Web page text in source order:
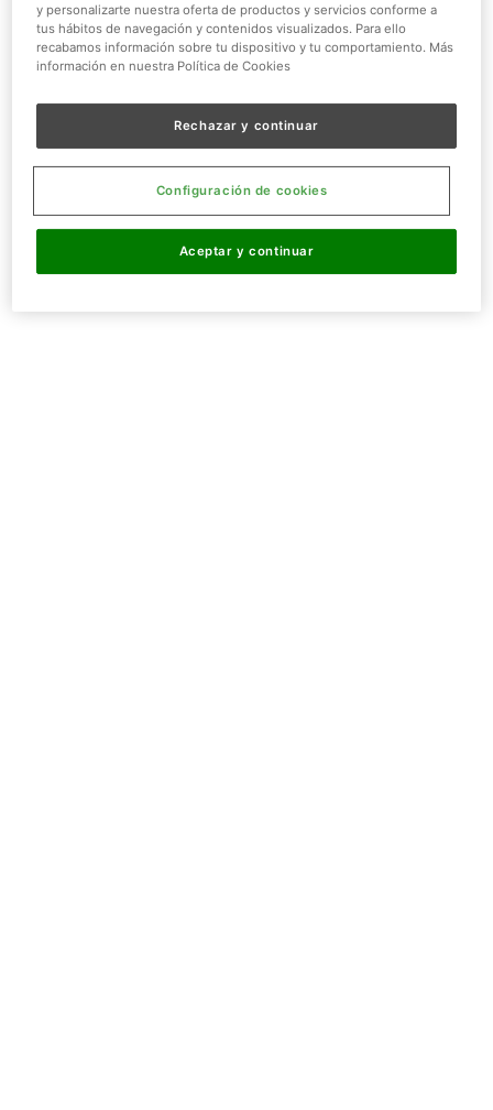
y personalizarte nuestra oferta de productos y servicios conforme a
tus hábitos de navegación y contenidos visualizados. Para ello
recabamos información sobre tu dispositivo y tu comportamiento. Más
información en nuestra Política de Cookies
Rechazar y continuar
Aceptar y continuar
Configuración de cookies